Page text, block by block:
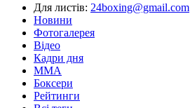
Для листів: 24boxing@gmail.com
Новини
Фотогалерея
Відео
Кадри дня
ММА
Боксери
Рейтинги